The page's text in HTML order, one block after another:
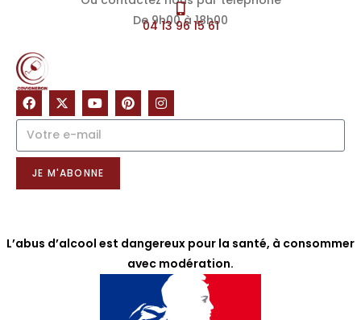
NOTRE NEWSLETTER
JE M'ABONNE
De 9h00 à 18h00
04 13 96 15 61
L’abus d’alcool est dangereux pour la santé, à consommer
avec modération.